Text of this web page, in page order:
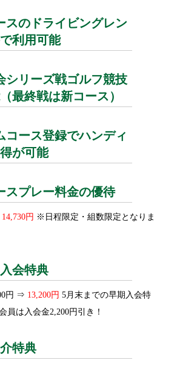
のドライビングレン
利用可能
リーズ戦ゴルフ競技
最終戦は新コース）
ース登録でハンディ
が可能
プレー料金の優待
14,730円 ※日程限定・組数限定となりま
会特典
円 ⇒ 13,200円 5月末までの早期入会特
員は入会金2,200円引き！
特典